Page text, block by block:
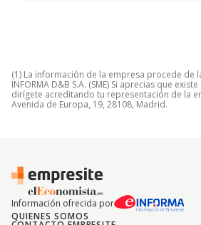
(1) La información de la empresa procede de
INFORMA D&B S.A. (SME) Si aprecias que
dirígete acreditando tu representación de la
Avenida de Europa, 19, 28108, Madrid.
Información ofrecida por
QUIENES SOMOS